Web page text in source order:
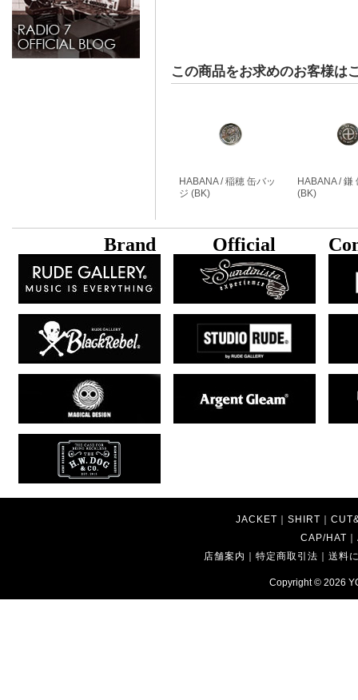
この商品をお求めのお客様は
HABANA / 稲穂 缶バッ
ジ (BK)
HABANA / 鎌
(BK)
Brand Official
JACKET ｜ SHIRT ｜
CAP/HAT ｜
店舗案内 ｜特定商取引法 ｜送料
Copyright © 2026